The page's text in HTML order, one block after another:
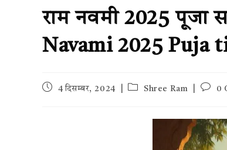
राम नवमी 2025 पूजा
Navami 2025 Puja
Post4 दिसम्बर, 2024
PostShree Ram
Post0